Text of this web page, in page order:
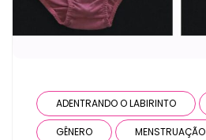
ADENTRANDO O LABIRINTO
GÊNERO MENSTRUAÇÃO